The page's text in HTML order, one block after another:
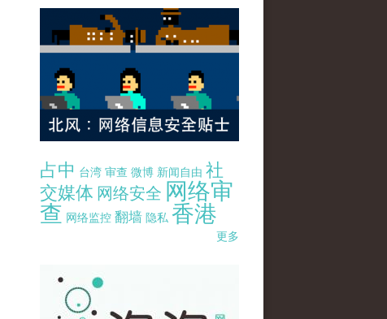
占中 台湾 审查 微博 新闻自由 社
交媒体 网络安全 网络审
查 网络监控 翻墙 隐私 香港
更多
pao-pao-banner-mirror-site-120814.jpg